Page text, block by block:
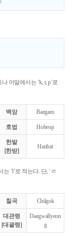
어말에서는 ‘k, t, p’로
백암 Baegam
호법 Hobeop
한밭
[한받]
Hanbat
‘l’로 적는다. 단, ‘ㄹ
칠곡 Chilgok
대관령
[대괄령]
Daegwallyeon
g